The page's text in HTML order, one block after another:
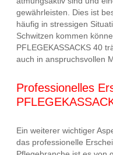
gewährleisten. Dies ist
häufig in stressigen
Schwitzen kommen
PFLEGEKASSACKS 40
auch in anspruchsvollen
Professionelles
Ein weiterer wichtiger
das professionelle